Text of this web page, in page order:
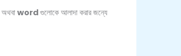
অথবাwordগুলোকে আলাদা করার জন্যে